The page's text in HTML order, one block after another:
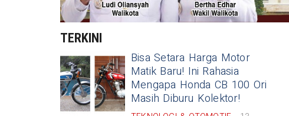
TERKINI
Bisa Setara Harga Motor
Matik Baru! Ini Rahasia
Mengapa Honda CB 100 Ori
Masih Diburu Kolektor!